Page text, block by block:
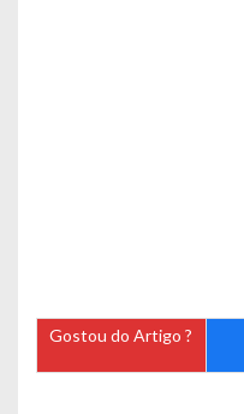
Gostou do Artigo ?